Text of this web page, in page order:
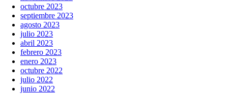
octubre 2023
septiembre 2023
agosto 2023
julio 2023
abril 2023
febrero 2023
enero 2023
octubre 2022
julio 2022
junio 2022